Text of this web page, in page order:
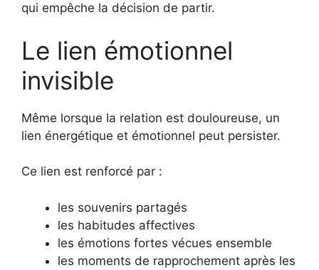
qui empêche la décision de partir.
Le lien émotionnel
invisible
Même lorsque la relation est douloureuse, un
lien énergétique et émotionnel peut persister.
Ce lien est renforcé par :
les souvenirs partagés
les habitudes affectives
les émotions fortes vécues ensemble
les moments de rapprochement après les